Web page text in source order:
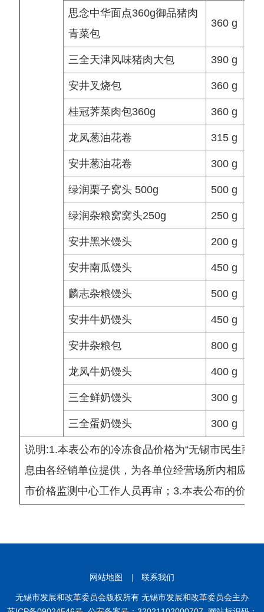
思念中华面点360g御品猪肉
青菜包
360 g
三全天津风味猪肉大包 390 g
安井叉烧包 360 g
桂冠荠菜肉包360g 360 g
龙凤葱油花卷 315 g
安井葱油花卷 300 g
绿润栗子窝头 500g 500 g
绿润杂粮窝窝头250g 250 g
安井黑米馒头 200 g
安井南瓜馒头 450 g
麟志杂粮馒头 500 g
安井牛奶馒头 450 g
安井杂粮包 800 g
龙凤牛奶馒头 400 g
三全鲜奶馒头 300 g
三全蛋奶馒头 300 g
说明:1.本表公布的冷冻食品价格为“无锡市民生商
息由各经销单位提供，为各单位经营场所内相应
市价格监测中心工作人员再审；3.本表公布的价格
网站地图 联系我们
无锡市发展和改革委员会版权所有 无锡市发展和改革委员会主办